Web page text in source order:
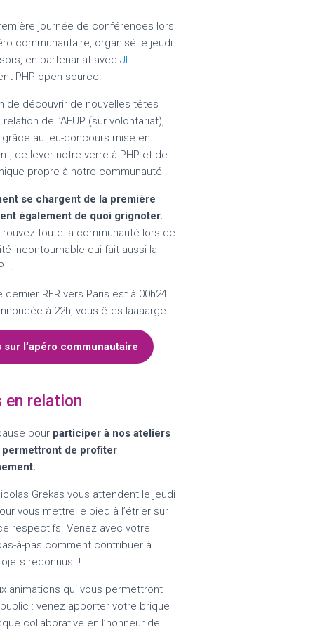
journée de conférences lors
communautaire, organisé le jeudi
en partenariat avec JL
PHP open source.
de découvrir de nouvelles têtes
de l’AFUP (sur volontariat),
au jeu-concours mise en
de lever notre verre à PHP et de
propre à notre communauté !
se chargent de la première
également de quoi grignoter.
toute la communauté lors de
incontournable qui fait aussi la
!
dernier RER vers Paris est à 00h24.
à 22h, vous êtes laaaarge !
l’apéro communautaire
relation
pourparticiper à nos ateliers
permettront de profiter
Grekas vous attendent le jeudi
vous mettre le pied à l’étrier sur
respectifs. Venez avec votre
à-pas comment contribuer à
reconnus. !
animations qui vous permettront
: venez apporter votre brique
collaborative en l’honneur de